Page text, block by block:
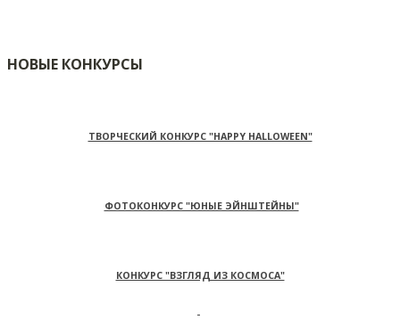
НОВЫЕ КОНКУРСЫ
ТВОРЧЕСКИЙ КОНКУРС "HAPPY HALLOWEEN"
ФОТОКОНКУРС "ЮНЫЕ ЭЙНШТЕЙНЫ"
КОНКУРС "ВЗГЛЯД ИЗ КОСМОСА"